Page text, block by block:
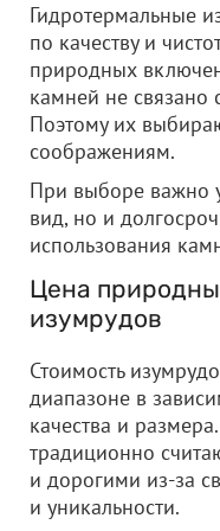
Гидротермальные
по качеству и
природных
камней не связано
Поэтому их
соображениям.
При выборе важно
вид, но и
использования
Цена
изумрудов
Стоимость
диапазоне в
качества и
традиционно
и дорогими из-за
и уникальности.